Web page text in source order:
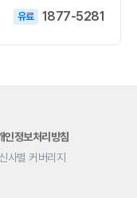
1877-5281
인정보처리방침
사별 커버리지